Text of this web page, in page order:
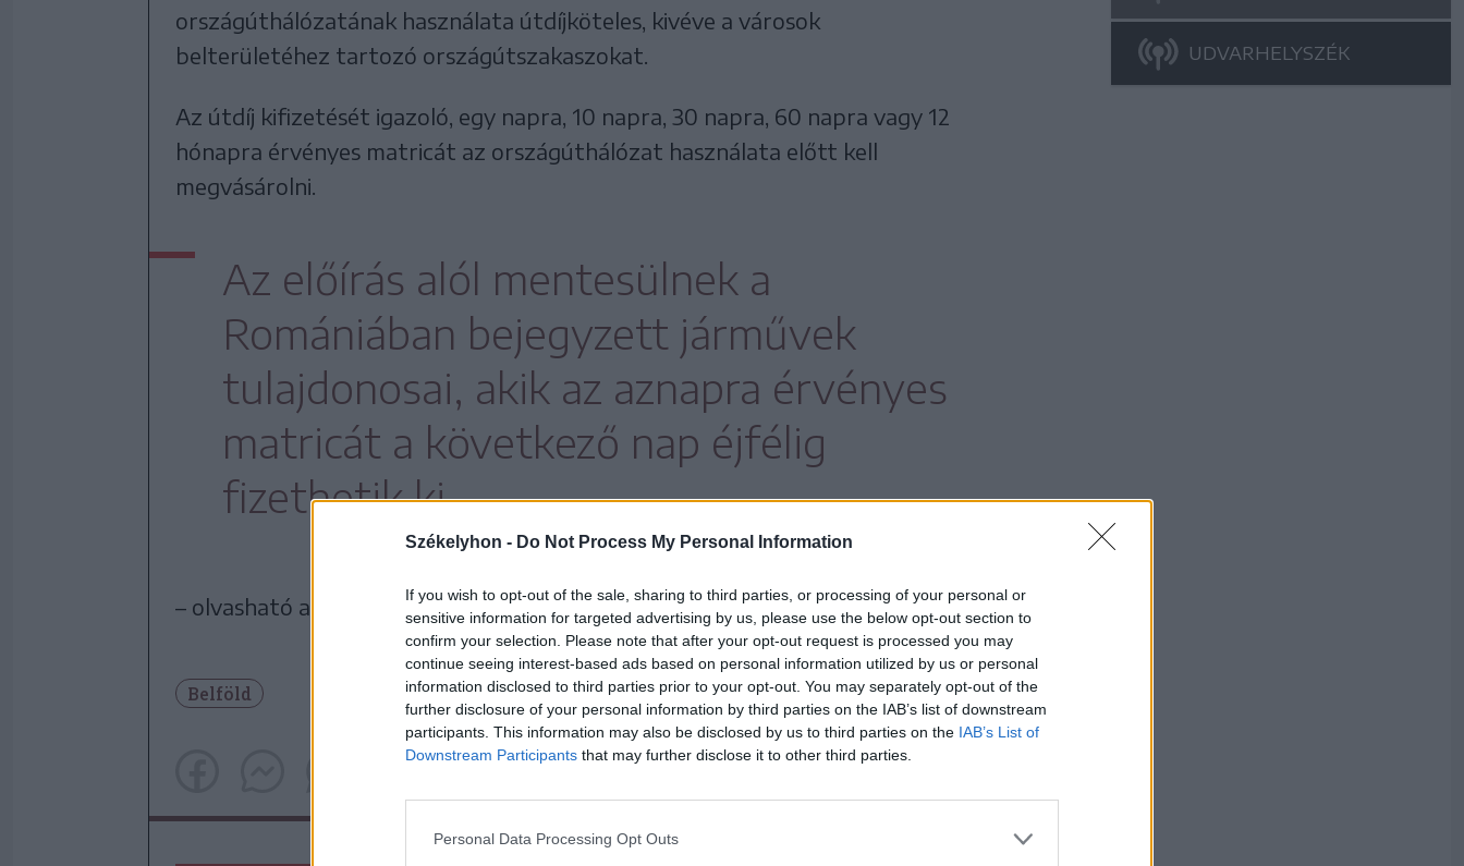
Székelyhon - Do Not Process My Personal Information
If you wish to opt-out of the sale, sharing to third parties, or processing of your personal or
sensitive information for targeted advertising by us, please use the below opt-out section to
confirm your selection. Please note that after your opt-out request is processed you may
continue seeing interest-based ads based on personal information utilized by us or personal
information disclosed to third parties prior to your opt-out. You may separately opt-out of the
further disclosure of your personal information by third parties on the IAB’s list of downstream
participants. This information may also be disclosed by us to third parties on the IAB’s List of
Downstream Participants that may further disclose it to other third parties.
Personal Data Processing Opt Outs
országúthálózatának használata útdíjköteles, kivéve a városok
belterületéhez tartozó országútszakaszokat.
Az útdíj kifizetését igazoló, egy napra, 10 napra, 30 napra, 60 napra vagy 12
hónapra érvényes matricát az országúthálózat használata előtt kell
megvásárolni.
Az előírás alól mentesülnek a
Romániában bejegyzett járművek
tulajdonosai, akik az aznapra érvényes
matricát a következő nap éjfélig
fizethetik ki
– olvasható a törvényben.
Belföld
UDVARHELYSZÉK